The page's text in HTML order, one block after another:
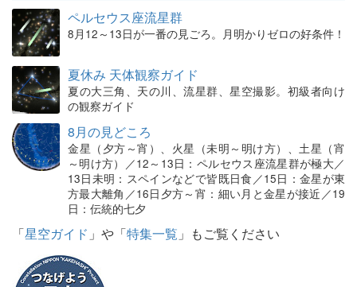
ペルセウス座流星群
8月12～13日が一番の見ごろ。月明かりゼロの好条件！
夏休み 天体観察ガイド
夏の大三角、天の川、流星群、星空撮影。初級者向け
の観察ガイド
8月の見どころ
金星（夕方～宵）、火星（未明～明け方）、土星（宵
～明け方）／12～13日：ペルセウス座流星群が極大／
13日未明：スペインなどで皆既日食／15日：金星が東
方最大離角／16日夕方～宵：細い月と金星が接近／19
日：伝統的七夕
「星空ガイド 」や「特集一覧 」もご覧ください